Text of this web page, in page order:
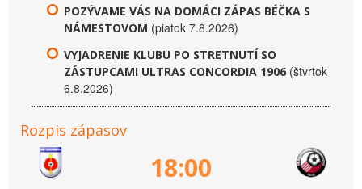
POZÝVAME VÁS NA DOMÁCI ZÁPAS BÉČKA S
NÁMESTOVOM (piatok 7.8.2026)
VYJADRENIE KLUBU PO STRETNUTÍ SO
ZÁSTUPCAMI ULTRAS CONCORDIA 1906 (štvrtok
6.8.2026)
Rozpis zápasov
18:00